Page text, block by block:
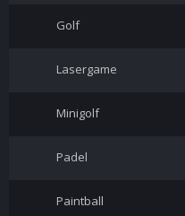
Golf
Lasergame
Minigolf
Padel
Paintball